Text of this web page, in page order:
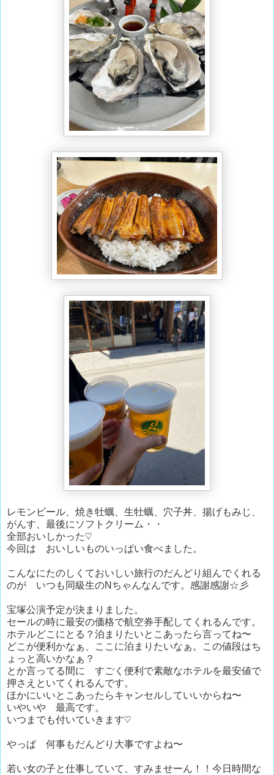
レモンビール、焼き牡蠣、生牡蠣、穴子丼、揚げもみじ、
がんす、最後にソフトクリーム・・
全部おいしかった♡
今回は おいしいものいっぱい食べました。
こんなにたのしくておいしい旅行のだんどり組んでくれる
のが いつも同級生のNちゃんなんです。感謝感謝☆彡
宝塚公演予定が決まりました。
セールの時に最安の価格で航空券手配してくれるんです。
ホテルどこにとる？泊まりたいとこあったら言ってね〜
どこが便利かなぁ、ここに泊まりたいなぁ。この値段はち
ょっと高いかなぁ？
とか言ってる間に すごく便利で素敵なホテルを最安値で
押さえといてくれるんです。
ほかにいいとこあったらキャンセルしていいからね〜
いやいや 最高です。
いつまでも付いていきます♡
やっぱ 何事もだんどり大事ですよね〜
若い女の子と仕事していて、すみませーん！！今日時間な